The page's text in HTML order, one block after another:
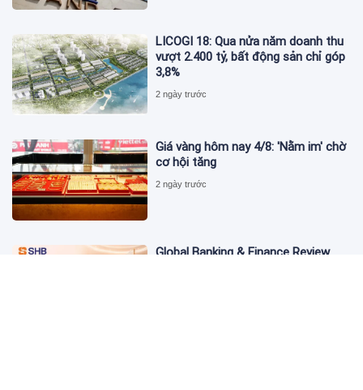
LICOGI 18: Qua nửa năm doanh thu
vượt 2.400 tỷ, bất động sản chỉ góp
3,8%
2 ngày trước
Giá vàng hôm nay 4/8: 'Nằm im' chờ
cơ hội tăng
2 ngày trước
Global Banking & Finance Review